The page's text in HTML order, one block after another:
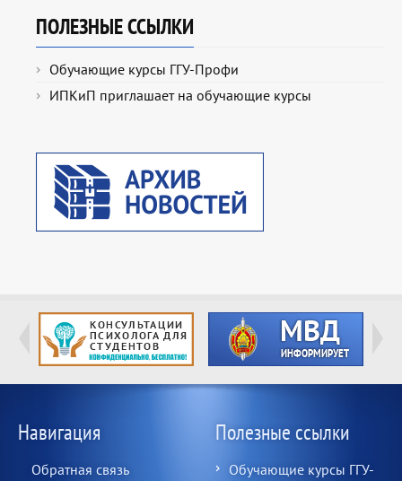
ПОЛЕЗНЫЕ ССЫЛКИ
Обучающие курсы ГГУ-Профи
ИПКиП приглашает на обучающие курсы
Навигация
Обратная связь
Полезные ссылки
Обучающие курсы ГГУ-